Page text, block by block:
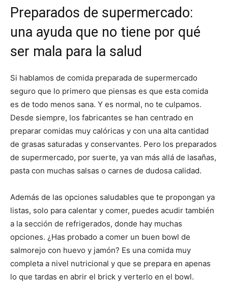
Preparados de supermercado:
una ayuda que no tiene por qué
ser mala para la salud
Si hablamos de comida preparada de supermercado
seguro que lo primero que piensas es que esta comida
es de todo menos sana. Y es normal, no te culpamos.
Desde siempre, los fabricantes se han centrado en
preparar comidas muy calóricas y con una alta cantidad
de grasas saturadas y conservantes. Pero los preparados
de supermercado, por suerte, ya van más allá de lasañas,
pasta con muchas salsas o carnes de dudosa calidad.
Además de las opciones saludables que te propongan ya
listas, solo para calentar y comer, puedes acudir también
a la sección de refrigerados, donde hay muchas
opciones. ¿Has probado a comer un buen bowl de
salmorejo con huevo y jamón? Es una comida muy
completa a nivel nutricional y que se prepara en apenas
lo que tardas en abrir el brick y verterlo en el bowl.